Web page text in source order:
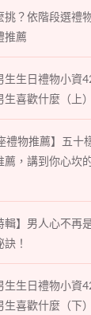
挑？依階段選禮
推薦
生生日禮物小資
喜歡什麼（上）
禮物推薦】五十
薦，講到你心坎
輯】男人心不再
！
生生日禮物小資
喜歡什麼（下）